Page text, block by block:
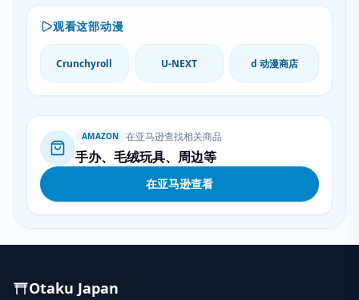
观看这部动漫
Crunchyroll U-NEXT d 动漫商店
AMAZON 在亚马逊查找相关商品
手办、毛绒玩具、周边等
在亚马逊查看
Otaku Japan